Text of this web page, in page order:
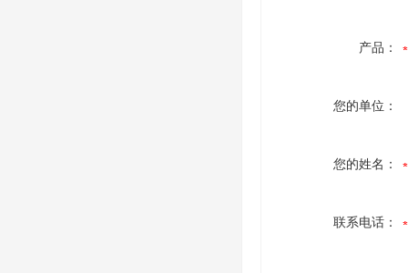
产品：
您的单位：
您的姓名：
联系电话：